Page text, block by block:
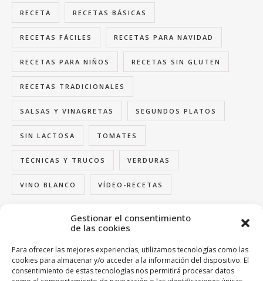
Gestionar el consentimiento
de las cookies
Para ofrecer las mejores experiencias, utilizamos tecnologías como las
cookies para almacenar y/o acceder a la información del dispositivo. El
consentimiento de estas tecnologías nos permitirá procesar datos
RECETA RECETAS BÁSICAS
RECETAS FÁCILES RECETAS PARA NAVIDAD
RECETAS PARA NIÑOS RECETAS SIN GLUTEN
RECETAS TRADICIONALES
SALSAS Y VINAGRETAS SEGUNDOS PLATOS
SIN LACTOSA TOMATES
TÉCNICAS Y TRUCOS VERDURAS
VINO BLANCO VÍDEO-RECETAS
FOLLOW US